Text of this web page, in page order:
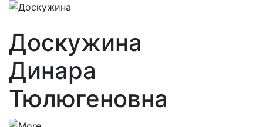
Доскужина
Динара
Тюлюгеновна